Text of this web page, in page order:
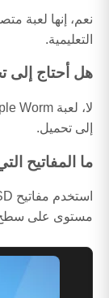
نعم، إنها لعبة
التعليمية.
هل أحتاج إلى
إلى تحميل.
ما المفاتيح
مستوى على